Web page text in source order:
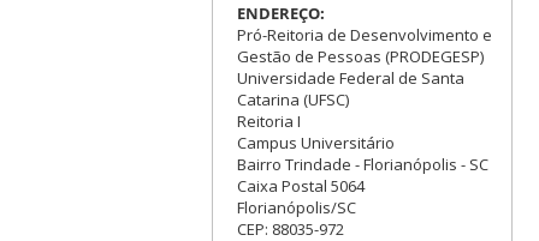
ENDEREÇO:
Pró-Reitoria de Desenvolvimento e
Gestão de Pessoas (PRODEGESP)
Universidade Federal de Santa
Catarina (UFSC)
Reitoria I
Campus Universitário
Bairro Trindade - Florianópolis - SC
Caixa Postal 5064
Florianópolis/SC
CEP: 88035-972